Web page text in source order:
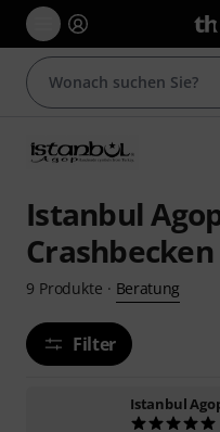
Istanbul
Crashbecken
9 Produkte · Beratung
Filter
Istanbul